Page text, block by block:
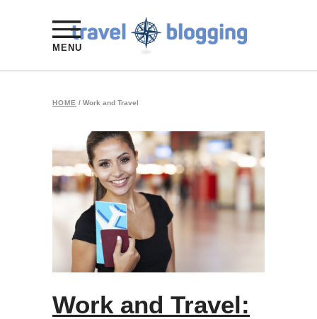
MENU
HOME / Work and Travel
Work and Travel: